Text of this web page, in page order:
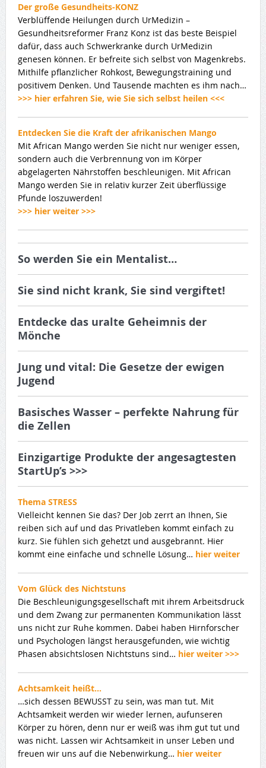
Der große Gesundheits-KONZ
Verblüffende Heilungen durch UrMedizin –
Gesundheitsreformer Franz Konz ist das beste Beispiel
dafür, dass auch Schwerkranke durch UrMedizin
genesen können. Er befreite sich selbst von Magenkrebs.
Mithilfe pflanzlicher Rohkost, Bewegungstraining und
positivem Denken. Und Tausende machten es ihm nach…
>>> hier erfahren Sie, wie Sie sich selbst heilen <<<
Entdecken Sie die Kraft der afrikanischen Mango
Mit African Mango werden Sie nicht nur weniger essen,
sondern auch die Verbrennung von im Körper
abgelagerten Nährstoffen beschleunigen. Mit African
Mango werden Sie in relativ kurzer Zeit überflüssige
Pfunde loszuwerden!
>>> hier weiter >>>
So werden Sie ein Mentalist…
Sie sind nicht krank, Sie sind vergiftet!
Entdecke das uralte Geheimnis der
Mönche
Jung und vital: Die Gesetze der ewigen
Jugend
Basisches Wasser – perfekte Nahrung für
die Zellen
Einzigartige Produkte der angesagtesten
StartUp’s >>>
Thema STRESS
Vielleicht kennen Sie das? Der Job zerrt an Ihnen, Sie
reiben sich auf und das Privatleben kommt einfach zu
kurz. Sie fühlen sich gehetzt und ausgebrannt. Hier
kommt eine einfache und schnelle Lösung… hier weiter
Vom Glück des Nichtstuns
Die Beschleunigungsgesellschaft mit ihrem Arbeitsdruck
und dem Zwang zur permanenten Kommunikation lässt
uns nicht zur Ruhe kommen. Dabei haben Hirnforscher
und Psychologen längst herausgefunden, wie wichtig
Phasen absichtslosen Nichtstuns sind… hier weiter >>>
Achtsamkeit heißt…
…sich dessen BEWUSST zu sein, was man tut. Mit
Achtsamkeit werden wir wieder lernen, aufunseren
Körper zu hören, denn nur er weiß was ihm gut tut und
was nicht. Lassen wir Achtsamkeit in unser Leben und
freuen wir uns auf die Nebenwirkung… hier weiter